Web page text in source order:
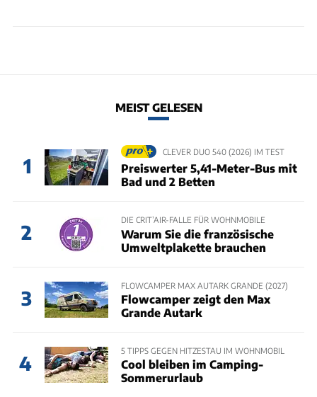
MEIST GELESEN
1
CLEVER DUO 540 (2026) IM TEST
Preiswerter 5,41-Meter-Bus mit
Bad und 2 Betten
2
DIE CRIT’AIR-FALLE FÜR WOHNMOBILE
Warum Sie die französische
Umweltplakette brauchen
3
FLOWCAMPER MAX AUTARK GRANDE (2027)
Flowcamper zeigt den Max
Grande Autark
4
5 TIPPS GEGEN HITZESTAU IM WOHNMOBIL
Cool bleiben im Camping-
Sommerurlaub